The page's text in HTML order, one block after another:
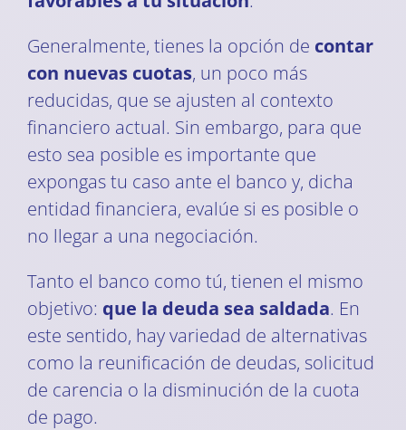
Generalmente, tienes la opción de contar
con nuevas cuotas, un poco más
reducidas, que se ajusten al contexto
financiero actual. Sin embargo, para que
esto sea posible es importante que
expongas tu caso ante el banco y, dicha
entidad financiera, evalúe si es posible o
no llegar a una negociación.
Tanto el banco como tú, tienen el mismo
objetivo: que la deuda sea saldada. En
este sentido, hay variedad de alternativas
como la reunificación de deudas, solicitud
de carencia o la disminución de la cuota
de pago.